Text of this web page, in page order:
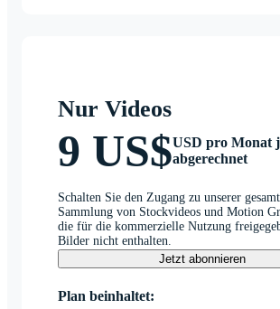
Nur Videos
9 US$USD pro Monat
abgerechnet
Schalten Sie den Zugang zu unserer
Sammlung von Stockvideos und Motion
die für die kommerzielle Nutzung
Bilder nicht enthalten.
Jetzt abonnieren
Plan beinhaltet: